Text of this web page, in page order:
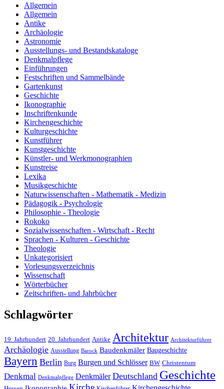
Allgemein
Allgemein
Antike
Archäologie
Astronomie
Ausstellungs- und Bestandskataloge
Denkmalpflege
Einführungen
Festschriften und Sammelbände
Gartenkunst
Geschichte
Ikonographie
Inschriftenkunde
Kirchengeschichte
Kulturgeschichte
Kunstführer
Kunstgeschichte
Künstler- und Werkmonographien
Kunstreise
Lexika
Musikgeschichte
Naturwissenschaften - Mathematik - Medizin
Pädagogik - Psychologie
Philosophie - Theologie
Rokoko
Sozialwissenschaften - Wirtschaft - Recht
Sprachen - Kulturen - Geschichte
Theologie
Unkategorisiert
Vorlesungsverzeichnis
Wissenschaft
Wörterbücher
Zeitschriften- und Jahrbücher
Schlagwörter
19. Jahrhundert 20. Jahrhundert Antike Architektur Architekturführer
Archäologie Ausstellung Barock Baudenkmäler Baugeschichte
Bayern Berlin Burg Burgen und Schlösser BW Christentum
Denkmal Denkmalpflege Denkmäler Deutschland Geschichte